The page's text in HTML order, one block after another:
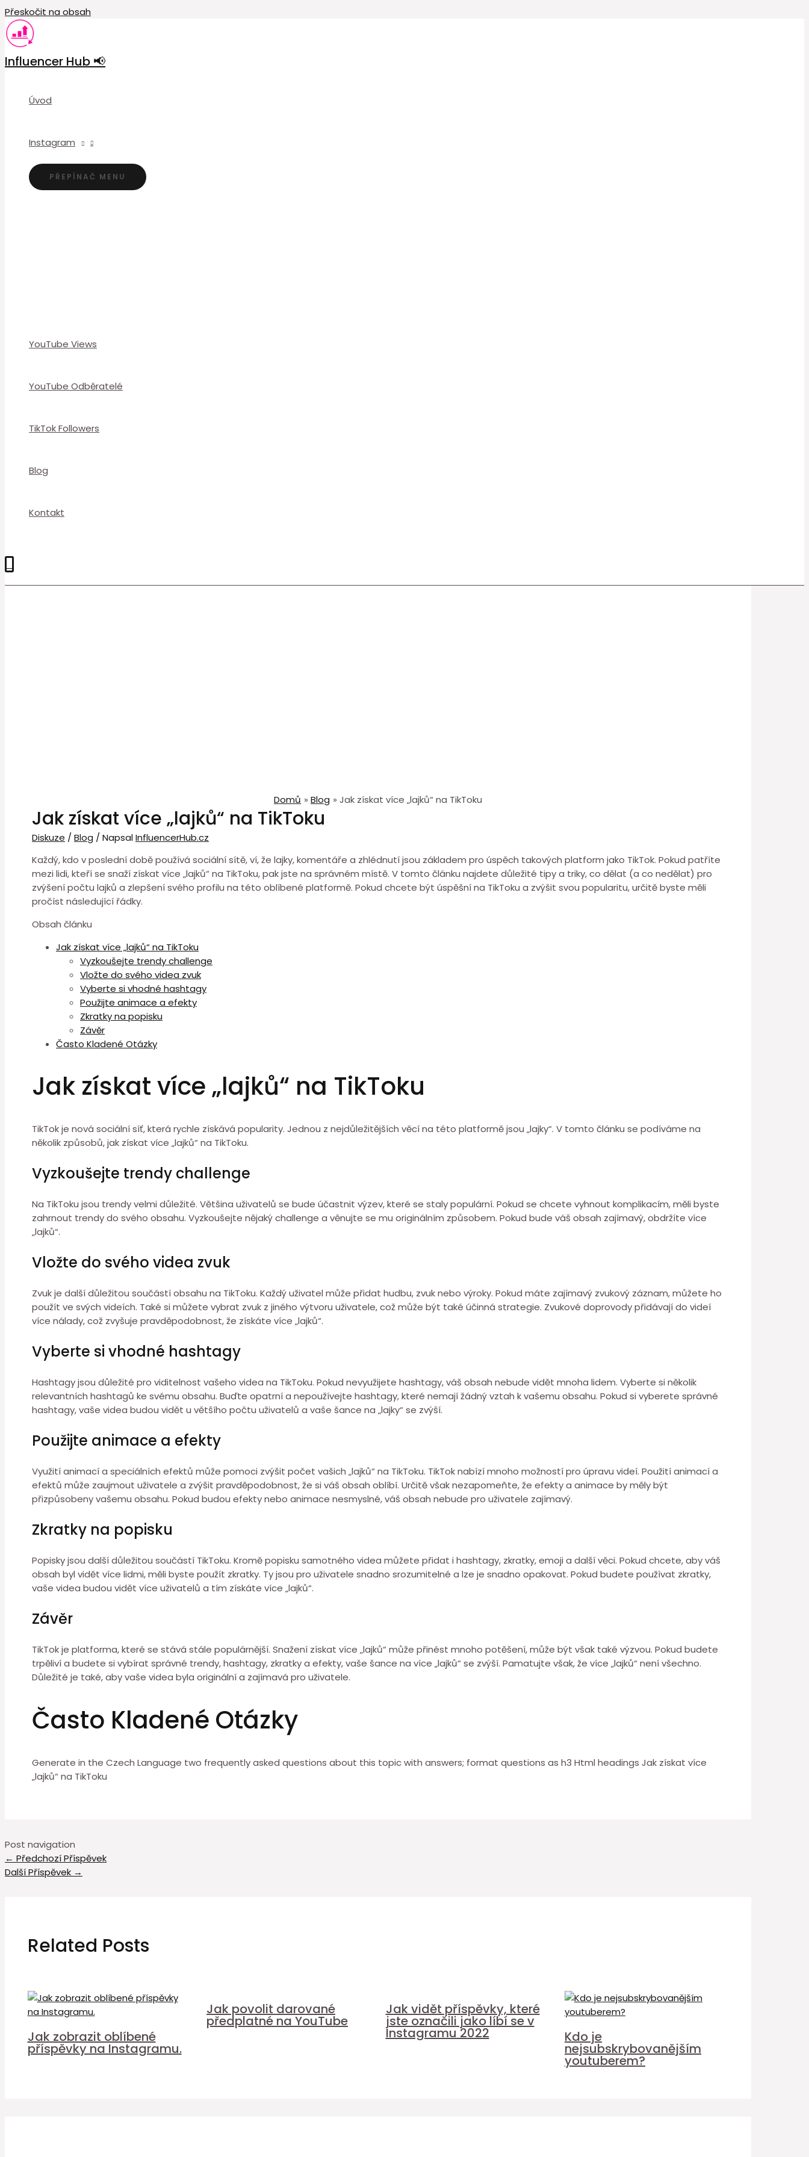
Přeskočit na obsah
Influencer Hub 📢
Úvod
Instagram
PŘEPÍNAČ MENU
YouTube Views
YouTube Odběratelé
TikTok Followers
Blog
Kontakt
Domů Blog Jak získat více „lajků“ na TikToku
Jak získat více „lajků“ na TikToku
Diskuze / Blog / NapsalInfluencerHub.cz
Každý, kdo v poslední době používá sociální sítě, ví, že lajky, komentáře a zhlédnutí jsou základem pro úspěch takových platform jako TikTok. Pokud patříte
mezi lidi, kteří se snaží získat více „lajků“ na TikToku, pak jste na správném místě. V tomto článku najdete důležité tipy a triky, co dělat (a co nedělat) pro
zvýšení počtu lajků a zlepšení svého profilu na této oblíbené platformě. Pokud chcete být úspěšní na TikToku a zvýšit svou popularitu, určitě byste měli
pročíst následující řádky.
Obsah článku
Jak získat více „lajků“ na TikToku
Vyzkoušejte trendy challenge
Vložte do svého videa zvuk
Vyberte si vhodné hashtagy
Použijte animace a efekty
Zkratky na popisku
Závěr
Často Kladené Otázky
Jak získat více „lajků“ na TikToku
TikTok je nová sociální síť, která rychle získává popularity. Jednou z nejdůležitějších věcí na této platformě jsou „lajky“. V tomto článku se podíváme na
několik způsobů, jak získat více „lajků“ na TikToku.
Vyzkoušejte trendy challenge
Na TikToku jsou trendy velmi důležité. Většina uživatelů se bude účastnit výzev, které se staly populární. Pokud se chcete vyhnout komplikacím, měli byste
zahrnout trendy do svého obsahu. Vyzkoušejte nějaký challenge a věnujte se mu originálním způsobem. Pokud bude váš obsah zajímavý, obdržíte více
„lajků“.
Vložte do svého videa zvuk
Zvuk je další důležitou součástí obsahu na TikToku. Každý uživatel může přidat hudbu, zvuk nebo výroky. Pokud máte zajímavý zvukový záznam, můžete ho
použít ve svých videích. Také si můžete vybrat zvuk z jiného výtvoru uživatele, což může být také účinná strategie. Zvukové doprovody přidávají do videí
více nálady, což zvyšuje pravděpodobnost, že získáte více „lajků“.
Vyberte si vhodné hashtagy
Hashtagy jsou důležité pro viditelnost vašeho videa na TikToku. Pokud nevyužijete hashtagy, váš obsah nebude vidět mnoha lidem. Vyberte si několik
relevantních hashtagů ke svému obsahu. Buďte opatrní a nepoužívejte hashtagy, které nemají žádný vztah k vašemu obsahu. Pokud si vyberete správné
hashtagy, vaše videa budou vidět u většího počtu uživatelů a vaše šance na „lajky“ se zvýší.
Použijte animace a efekty
Využití animací a speciálních efektů může pomoci zvýšit počet vašich „lajků“ na TikToku. TikTok nabízí mnoho možností pro úpravu videí. Použití animací a
efektů může zaujmout uživatele a zvýšit pravděpodobnost, že si váš obsah oblíbí. Určitě však nezapomeňte, že efekty a animace by měly být
přizpůsobeny vašemu obsahu. Pokud budou efekty nebo animace nesmyslné, váš obsah nebude pro uživatele zajímavý.
Zkratky na popisku
Popisky jsou další důležitou součástí TikToku. Kromě popisku samotného videa můžete přidat i hashtagy, zkratky, emoji a další věci. Pokud chcete, aby váš
obsah byl vidět více lidmi, měli byste použít zkratky. Ty jsou pro uživatele snadno srozumitelné a lze je snadno opakovat. Pokud budete používat zkratky,
vaše videa budou vidět více uživatelů a tím získáte více „lajků“.
Závěr
TikTok je platforma, které se stává stále populárnější. Snažení získat více „lajků“ může přinést mnoho potěšení, může být však také výzvou. Pokud budete
trpěliví a budete si vybírat správné trendy, hashtagy, zkratky a efekty, vaše šance na více „lajků“ se zvýší. Pamatujte však, že více „lajků“ není všechno.
Důležité je také, aby vaše videa byla originální a zajímavá pro uživatele.
Často Kladené Otázky
Generate in the Czech Language two frequently asked questions about this topic with answers; format questions as h3 Html headings Jak získat více
„lajků“ na TikToku
Post navigation
← Předchozí Příspěvek
Další Příspěvek →
Related Posts
Jak zobrazit oblíbené
příspěvky na Instagramu.
Jak povolit darované
předplatné na YouTube
Jak vidět příspěvky, které
jste označili jako líbí se v
Instagramu 2022 Kdo je
nejsubskrybovanějším
youtuberem?